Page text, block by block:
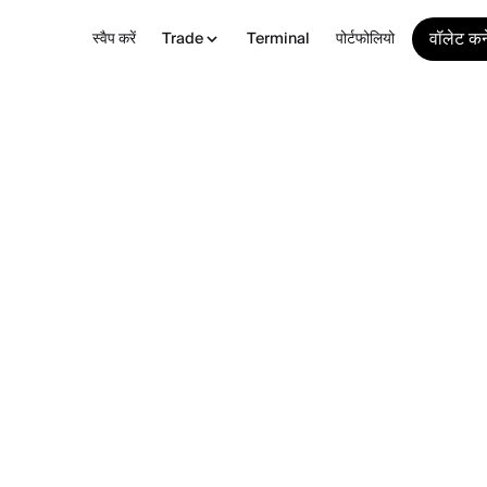
स्वैप करें Trade Terminal पोर्टफोलियो वॉलेट